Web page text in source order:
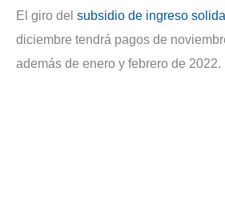
El giro del subsidio de ingreso
diciembre tendrá pagos de
además de enero y febrero de 2022.